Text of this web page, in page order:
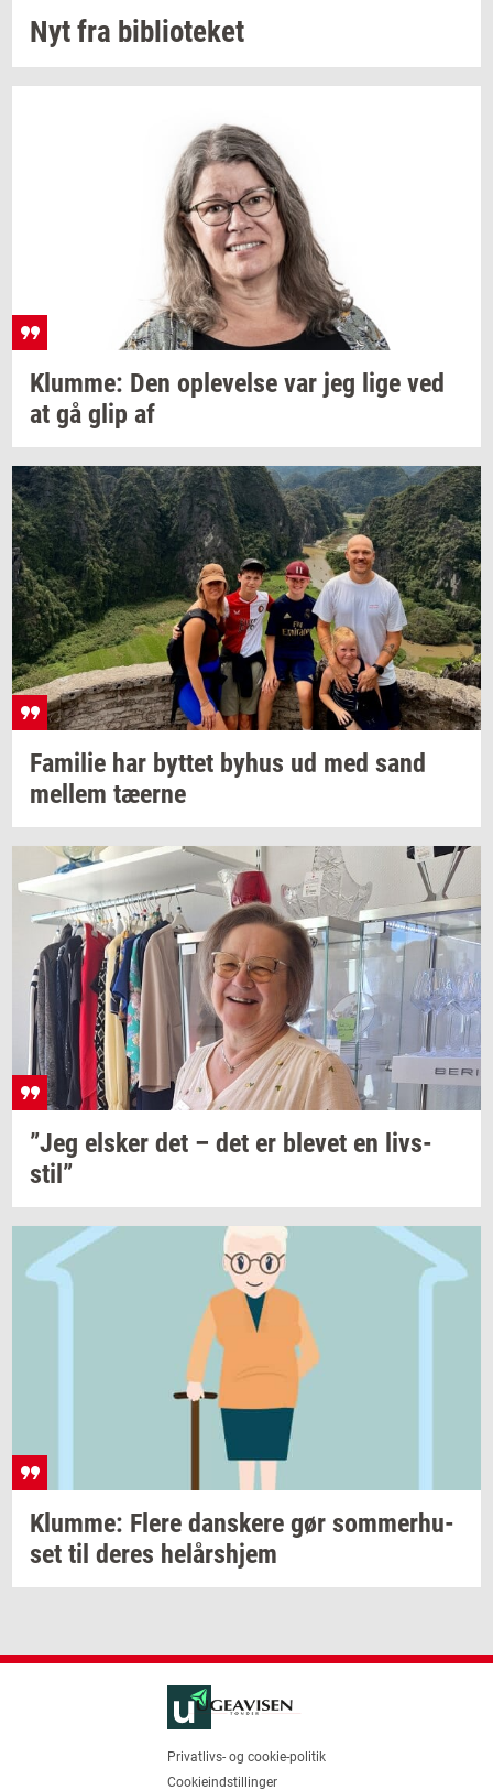
Nyt fra bi­bli­o­te­ket
Klum­me: Den op­le­vel­se var jeg lige ved
at gå glip af
Fa­mi­lie har byt­tet byhus ud med sand
mel­lem tæ­er­ne
”Jeg el­sker det – det er ble­vet en livs­
stil”
Klum­me: Flere dan­ske­re gør som­mer­hu­
set til deres helårs­hjem
Privatlivs- og cookie-politik
Cookieindstillinger